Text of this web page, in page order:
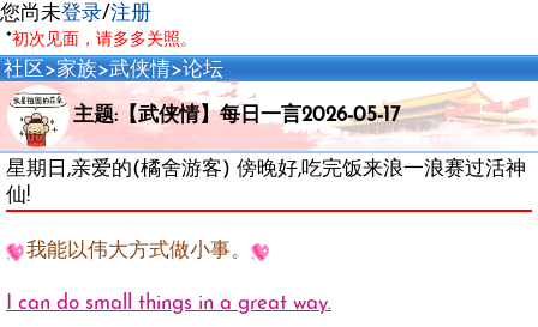
您尚未登录/注册
*初次见面，请多多关照。
社区 >家族>武侠情>论坛
主题:【武侠情】每日一言2026-05-17
星期日,亲爱的(橘舍游客) 傍晚好,吃完饭来浪一浪赛过活神
仙!
我能以伟大方式做小事。
I can do small things in a great way.